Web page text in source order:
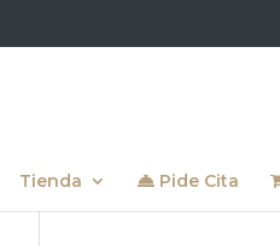
Tienda Pide Cita